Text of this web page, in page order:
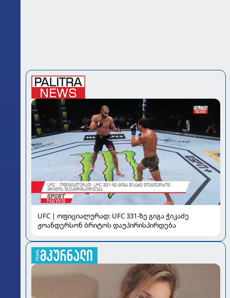
UFC | ოფიციალურად: UFC 331-ზე გიგა ჭიკაძე
ჟოანდერსონ ბრიტოს დაუპირისპირდება